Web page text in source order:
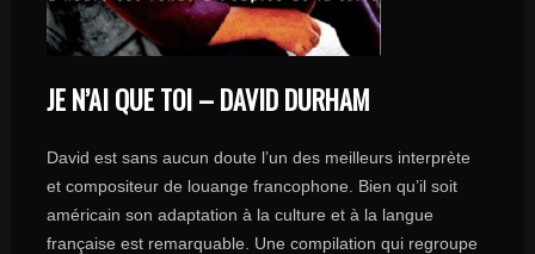
JE N’AI QUE TOI – DAVID DURHAM
David est sans aucun doute l’un des meilleurs interprète
et compositeur de louange francophone. Bien qu’il soit
américain son adaptation à la culture et à la langue
française est remarquable. Une compilation qui regroupe